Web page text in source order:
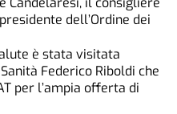
dell’Ordine dei
è stata visitata
Federico Riboldi che
per l’ampia offerta di